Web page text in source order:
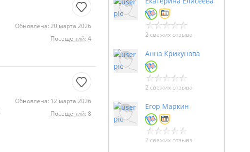
Обновлена: 20 марта 2026
Посещений: 4
Обновлена: 12 марта 2026
Посещений: 8
2 свежих отзыва
Анна Крикунова
2 свежих отзыва
Егор Маркин
2 свежих отзыва